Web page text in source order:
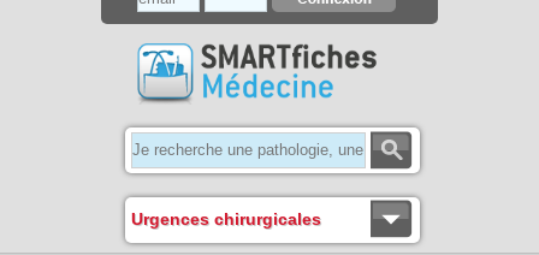
Urgences chirurgicales